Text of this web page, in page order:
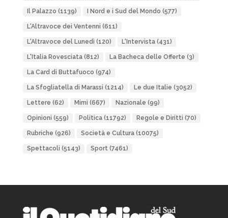
Il Palazzo (1139) I Nord e i Sud del Mondo (577)
L'Altravoce dei Ventenni (611)
L'Altravoce del Lunedì (120) L'Intervista(431)
L'Italia Rovesciata(812) La Bacheca delle Offerte (3)
La Card di Buttafuoco (974)
La Sfogliatella di Marassi (1214) Le due Italie (3052)
Lettere (62) Mimì (667) Nazionale (99)
Opinioni (559) Politica(11792) Regole e Diritti (70)
Rubriche (926) Società e Cultura(10075)
Spettacoli (5143) Sport(7461)